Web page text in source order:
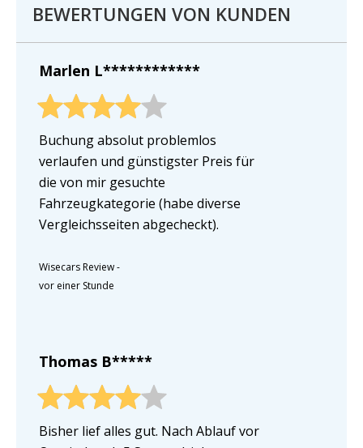
BEWERTUNGEN VON KUNDEN
Marlen L************
Buchung absolut problemlos
verlaufen und günstigster Preis für
die von mir gesuchte
Fahrzeugkategorie (habe diverse
Vergleichsseiten abgecheckt).
Wisecars Review-
vor einer Stunde
Thomas B*****
Bisher lief alles gut. Nach Ablauf vor